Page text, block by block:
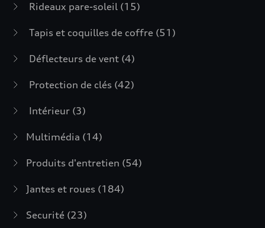
Rideaux pare-soleil (15)
Tapis et coquilles de coffre (51)
Déflecteurs de vent (4)
Protection de clés (42)
Intérieur (3)
Multimédia (14)
Produits d'entretien (54)
Jantes et roues (184)
Securité (23)